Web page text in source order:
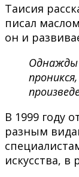
Таисия
писал
он и
Однажды
В 1999 году
разным
искусства, в